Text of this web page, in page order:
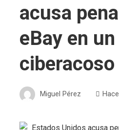
acusa
eBay en
ciberacoso
Miguel Pérez